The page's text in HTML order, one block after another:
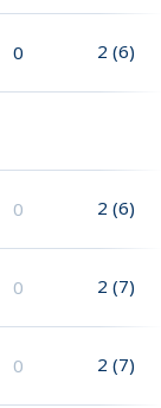
0 2 (6)
0 2 (6)
0 2 (7)
0 2 (7)